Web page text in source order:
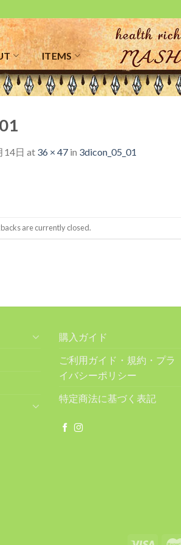
ITEMS
14日 at 36 × 47 in 3dicon_05_01
are currently closed.
購入ガイド
ご利用ガイド・規約・プラ
イバシーポリシー
特定商法に基づく表記